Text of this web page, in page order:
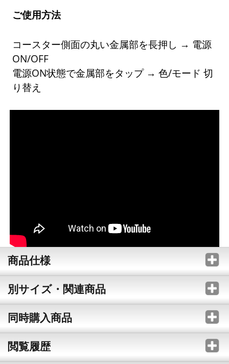
ご使用方法
コースター側面の丸い金属部を長押し → 電源
ON/OFF
電源ON状態で金属部をタップ → 色/モード 切
り替え
商品仕様
別サイズ・関連商品
同時購入商品
閲覧履歴